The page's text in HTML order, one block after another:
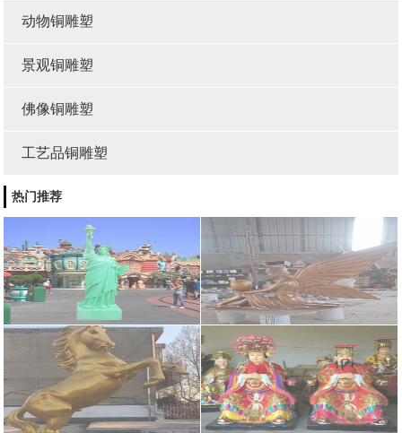
动物铜雕塑
景观铜雕塑
佛像铜雕塑
工艺品铜雕塑
热门推荐